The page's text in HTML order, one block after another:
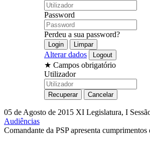
Password
Perdeu a sua password?
Alterar dados
★ Campos obrigatório
Utilizador
05 de Agosto de 2015 XI Legislatura, I
Audiências
Comandante da PSP apresenta cumprimentos